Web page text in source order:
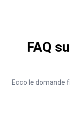
FAQ
Ecco le domande